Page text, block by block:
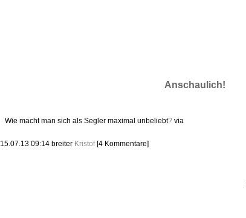
Anschaulich!
Wie macht man sich als Segler maximal unbeliebt? via
15.07.13 09:14 breiter Kristof [4 Kommentare]